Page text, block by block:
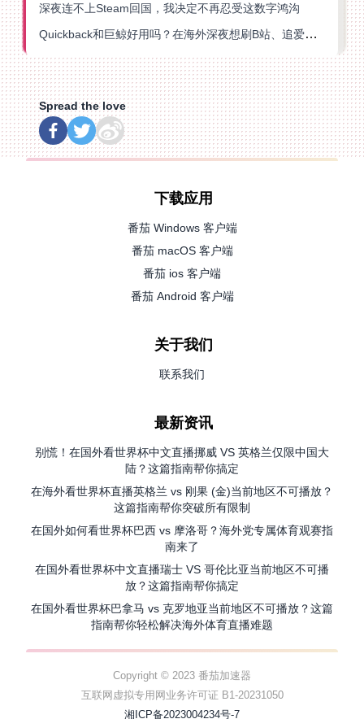
深夜连不上Steam回国，我决定不再忍受这数字鸿沟
Quickback和巨鲸好用吗？在海外深夜想刷B站、追爱奇艺的你，或许正需要这份答案
Spread the love
下载应用
番茄 Windows 客户端
番茄 macOS 客户端
番茄 ios 客户端
番茄 Android 客户端
关于我们
联系我们
最新资讯
别慌！在国外看世界杯中文直播挪威 VS 英格兰仅限中国大
陆？这篇指南帮你搞定
在海外看世界杯直播英格兰 vs 刚果 (金)当前地区不可播放？
这篇指南帮你突破所有限制
在国外如何看世界杯巴西 vs 摩洛哥？海外党专属体育观赛指
南来了
在国外看世界杯中文直播瑞士 VS 哥伦比亚当前地区不可播
放？这篇指南帮你搞定
在国外看世界杯巴拿马 vs 克罗地亚当前地区不可播放？这篇
指南帮你轻松解决海外体育直播难题
Copyright © 2023 番茄加速器
互联网虚拟专用网业务许可证 B1-20231050
湘ICP备2023004234号-7